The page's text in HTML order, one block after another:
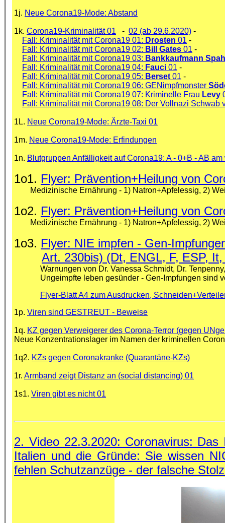
1j. Neue Corona19-Mode: Abstand
1k. Corona19-Kriminalität 01 - 02 (ab 29.6.2020) -
Fall: Kriminalität mit Corona19 01: Drosten 01 -
Fall: Kriminalität mit Corona19 02: Bill Gates 01 -
Fall: Kriminalität mit Corona19 03: Bankkaufmann
Fall: Kriminalität mit Corona19 04: Fauci 01 -
Fall: Kriminalität mit Corona19 05: Berset 01 -
Fall: Kriminalität mit Corona19 06: GENimpfmonster
Fall: Kriminalität mit Corona19 07: Kriminelle Frau Levy
Fall: Kriminalität mit Corona19 08: Der Vollnazi Schwab
1L. Neue Corona19-Mode: Ärzte-Taxi 01
1m. Neue Corona19-Mode: Erfindungen
1n. Blutgruppen Anfälligkeit auf Corona19: A - 0+B - AB
1o1. Flyer: Prävention+Heilung von
Medizinische Ernährung - 1) Natron+Apfelessig, 2)
1o2. Flyer: Prävention+Heilung von
Medizinische Ernährung - 1) Natron+Apfelessig, 2)
1o3. Flyer: NIE impfen - Gen-
Art. 230bis) (Dt, ENGL, F, ESP,
Warnungen von Dr. Vanessa Schmidt, Dr. Tenpenny,
Ungeimpfte leben gesünder - Gen-Impfungen sind
Flyer-Blatt A4 zum Ausdrucken,
1p. Viren sind GESTREUT - Beweise
1q. KZ gegen Verweigerer des Corona-Terror (gegen
Neue Konzentrationslager im Namen der kriminellen
1q2. KZs gegen Coronakranke (Quarantäne-KZs)
1r. Armband zeigt Distanz an (social distancing) 01
1s1. Viren gibt es nicht 01
2. Video 22.3.2020: Coronavirus:
Italien und die Gründe: Sie wissen
fehlen Schutzanzüge - der falsche